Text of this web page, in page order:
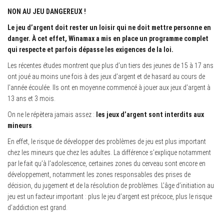
NON AU JEU DANGEREUX !
Le jeu d’argent doit rester un loisir qui ne doit mettre personne en
danger. À cet effet, Winamax a mis en place un programme complet
qui respecte et parfois dépasse les exigences de la loi.
Les récentes études montrent que plus d’un tiers des jeunes de 15 à 17 ans
ont joué au moins une fois à des jeux d’argent et de hasard au cours de
l’année écoulée. Ils ont en moyenne commencé à jouer aux jeux d’argent à
13 ans et 3 mois.
On ne le répètera jamais assez : les jeux d’argent sont interdits aux
mineurs
En effet, le risque de développer des problèmes de jeu est plus important
chez les mineurs que chez les adultes. La différence s’explique notamment
par le fait qu’à l’adolescence, certaines zones du cerveau sont encore en
développement, notamment les zones responsables des prises de
décision, du jugement et de la résolution de problèmes. L’âge d’initiation au
jeu est un facteur important : plus le jeu d’argent est précoce, plus le risque
d’addiction est grand.